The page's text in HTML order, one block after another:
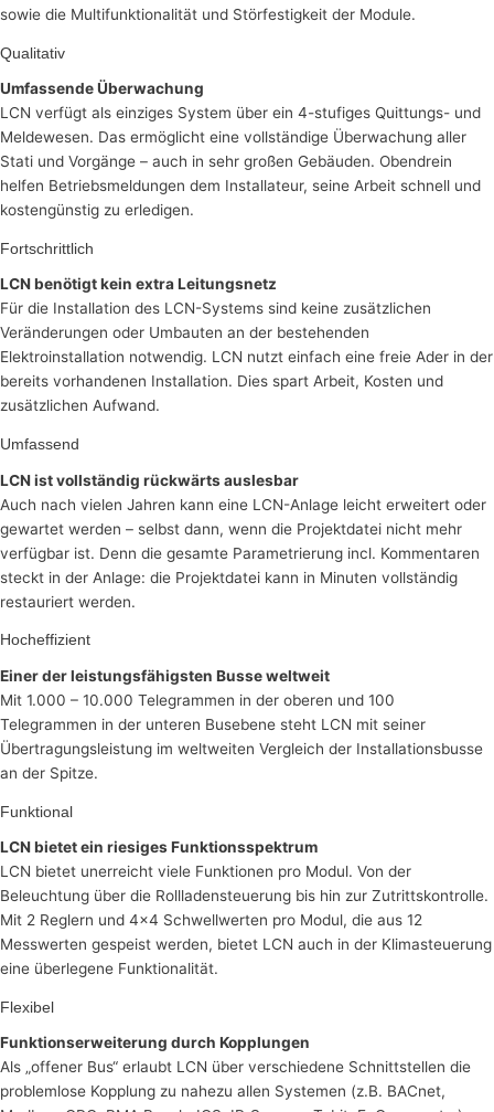
sowie die Multifunktionalität und Störfestigkeit der Module.
Qualitativ
Umfassende Überwachung
LCN verfügt als einziges System über ein 4-stufiges Quittungs- und
Meldewesen. Das ermöglicht eine vollständige Überwachung aller
Stati und Vorgänge – auch in sehr großen Gebäuden. Obendrein
helfen Betriebsmeldungen dem Installateur, seine Arbeit schnell und
kostengünstig zu erledigen.
Fortschrittlich
LCN benötigt kein extra Leitungsnetz
Für die Installation des LCN-Systems sind keine zusätzlichen
Veränderungen oder Umbauten an der bestehenden
Elektroinstallation notwendig. LCN nutzt einfach eine freie Ader in der
bereits vorhandenen Installation. Dies spart Arbeit, Kosten und
zusätzlichen Aufwand.
Umfassend
LCN ist vollständig rückwärts auslesbar
Auch nach vielen Jahren kann eine LCN-Anlage leicht erweitert oder
gewartet werden – selbst dann, wenn die Projektdatei nicht mehr
verfügbar ist. Denn die gesamte Parametrierung incl. Kommentaren
steckt in der Anlage: die Projektdatei kann in Minuten vollständig
restauriert werden.
Hocheffizient
Einer der leistungsfähigsten Busse weltweit
Mit 1.000 – 10.000 Telegrammen in der oberen und 100
Telegrammen in der unteren Busebene steht LCN mit seiner
Übertragungsleistung im weltweiten Vergleich der Installationsbusse
an der Spitze.
Funktional
LCN bietet ein riesiges Funktionsspektrum
LCN bietet unerreicht viele Funktionen pro Modul. Von der
Beleuchtung über die Rollladensteuerung bis hin zur Zutrittskontrolle.
Mit 2 Reglern und 4×4 Schwellwerten pro Modul, die aus 12
Messwerten gespeist werden, bietet LCN auch in der Klimasteuerung
eine überlegene Funktionalität.
Flexibel
Funktionserweiterung durch Kopplungen
Als „offener Bus“ erlaubt LCN über verschiedene Schnittstellen die
problemlose Kopplung zu nahezu allen Systemen (z.B. BACnet,